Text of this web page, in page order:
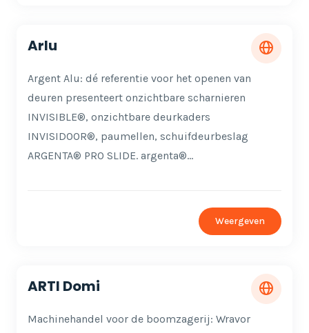
Arlu
Argent Alu: dé referentie voor het openen van
deuren presenteert onzichtbare scharnieren
INVISIBLE®, onzichtbare deurkaders
INVISIDOOR®, paumellen, schuifdeurbeslag
ARGENTA® PRO SLIDE. argenta®…
Weergeven
ARTI Domi
Machinehandel voor de boomzagerij: Wravor